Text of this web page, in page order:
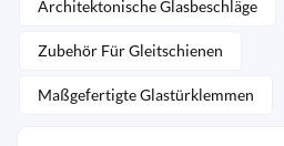
Architektonische Glasbeschläge
Zubehör Für Gleitschienen
Maßgefertigte Glastürklemmen